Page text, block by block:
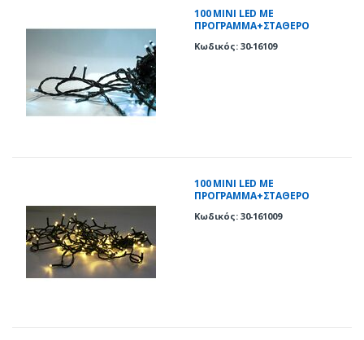
100 ΜΙΝΙ LED ΜΕ
ΠΡΟΓΡΑΜΜΑ+ΣΤΑΘΕΡΟ
Κωδικός: 30-16109
100 ΜΙΝΙ LED ΜΕ
ΠΡΟΓΡΑΜΜΑ+ΣΤΑΘΕΡΟ
Κωδικός: 30-161009